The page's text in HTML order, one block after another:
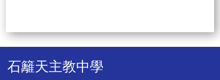
石籬天主教中學